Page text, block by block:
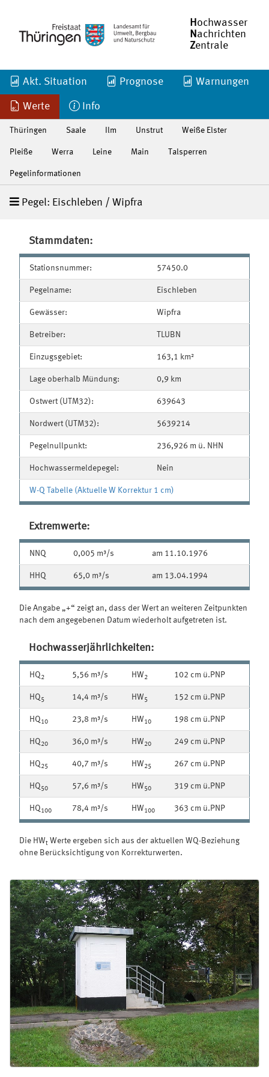
H ochwasser
N achrichten
Zentrale
Akt. Situation Prognose Warnungen
Werte Info
Thüringen Saale Ilm Unstrut Weiße Elster
Pleiße Werra Leine Main Talsperren
Pegelinformationen
Pegel: Eischleben / Wipfra
Stammdaten:
Stationsnummer: 57450.0
Pegelname: Eischleben
Gewässer: Wipfra
Betreiber: TLUBN
Einzugsgebiet: 163,1 km²
Lage oberhalb Mündung: 0,9 km
Ostwert (UTM32): 639643
Nordwert (UTM32): 5639214
Pegelnullpunkt: 236,926 m ü. NHN
Hochwassermeldepegel: Nein
W-Q Tabelle (Aktuelle W Korrektur 1 cm)
Extremwerte:
NNQ 0,005 m³/s am 11.10.1976
HHQ 65,0 m³/s am 13.04.1994
Die Angabe „+“ zeigt an, dass der Wert an weiteren Zeitpunkten
nach dem angegebenen Datum wiederholt aufgetreten ist.
Hochwasserjährlichkeiten:
HQ 2 5,56 m³/s HW 2 102 cm ü.PNP
HQ 5 14,4 m³/s HW 5 152 cm ü.PNP
HQ 10 23,8 m³/s HW 10 198 cm ü.PNP
HQ 20 36,0 m³/s HW 20 249 cm ü.PNP
HQ 25 40,7 m³/s HW 25 267 cm ü.PNP
HQ 50 57,6 m³/s HW 50 319 cm ü.PNP
HQ 100 78,4 m³/s HW 100 363 cm ü.PNP
Die HWt Werte ergeben sich aus der aktuellen WQ-Beziehung
ohne Berücksichtigung von Korrekturwerten.